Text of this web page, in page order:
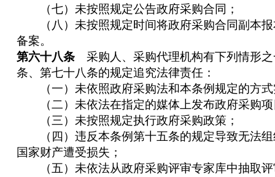
（七）未按照规定公告政府采购合同；
（八）未按照规定时间将政府采购合同副本报
备案。
第六十八条采购人、采购代理机构有下列情形之
条、第七十八条的规定追究法律责任：
（一）未依照政府采购法和本条例规定的方式
（二）未依法在指定的媒体上发布政府采购项
（三）未按照规定执行政府采购政策；
（四）违反本条例第十五条的规定导致无法组
国家财产遭受损失；
（五）未依法从政府采购评审专家库中抽取评